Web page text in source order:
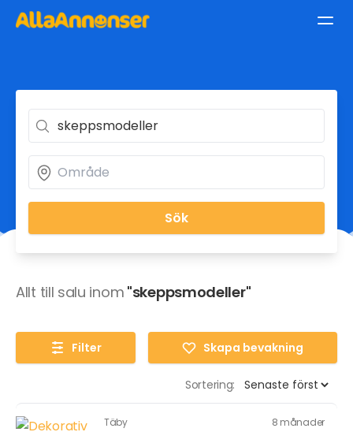
Sök
Allt till salu inom "skeppsmodeller"
Filter Skapa bevakning
Sortering:
Täby 8 månader